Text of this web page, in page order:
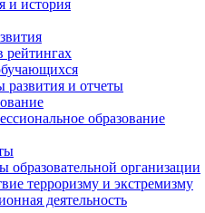
и история
рейтингах
и отчеты
образование
образовательной организации
терроризму и экстремизму
деятельность